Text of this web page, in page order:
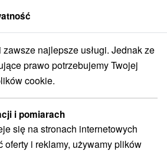
Slovensko Košický kraj Smižany
Slovensku
najlepsze usługi. Jednak ze
prawo potrzebujemy Twojej
cookie.
i pomiarach
się na stronach internetowych
oferty i reklamy, używamy plików